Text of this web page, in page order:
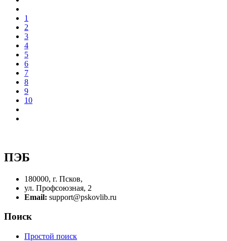
1
2
3
4
5
6
7
8
9
10
ПЭБ
180000, г. Псков,
ул. Профсоюзная, 2
Email: support@pskovlib.ru
Поиск
Простой поиск